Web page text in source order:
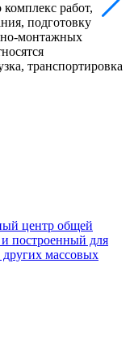
работ,
подготовку
монтажных
транспортировка
центр общей
построенный для
других массовых